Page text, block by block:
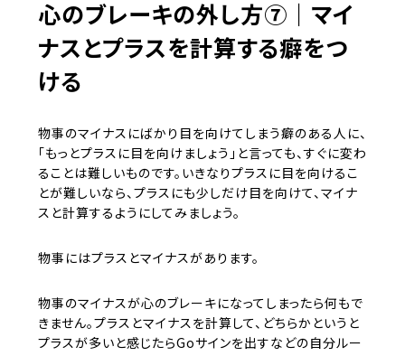
心のブレーキの外し方⑦｜マイ
ナスとプラスを計算する癖をつ
ける
物事のマイナスにばかり目を向けてしまう癖のある人に、
「もっとプラスに目を向けましょう」と言っても、すぐに変わ
ることは難しいものです。いきなりプラスに目を向けるこ
とが難しいなら、プラスにも少しだけ目を向けて、マイナ
スと計算するようにしてみましょう。
物事にはプラスとマイナスがあります。
物事のマイナスが心のブレーキになってしまったら何もで
きません。プラスとマイナスを計算して、どちらかというと
プラスが多いと感じたらGoサインを出すなどの自分ルー